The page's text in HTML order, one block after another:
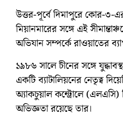
উত্তর-পূর্বে দিমাপুরে কোর-৩-
মিয়ানমারের সঙ্গে এই
অভিযান সম্পর্কে রাওয়াতের
১৯৮৬ সালে চীনের সঙ্গে
একটি ব্যাটালিয়নের নেতৃত্ব
অ্যাকচুয়াল কন্ট্রোলে (এলএসি)
অভিজ্ঞতা রয়েছে তার।